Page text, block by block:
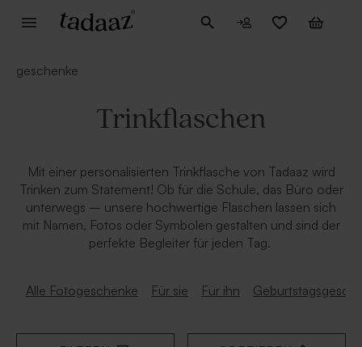
geschenke
Trinkflaschen
Mit einer personalisierten Trinkflasche von Tadaaz wird
Trinken zum Statement! Ob für die Schule, das Büro oder
unterwegs – unsere hochwertige Flaschen lassen sich
mit Namen, Fotos oder Symbolen gestalten und sind der
perfekte Begleiter für jeden Tag.
Alle Fotogeschenke Für sie Für ihn